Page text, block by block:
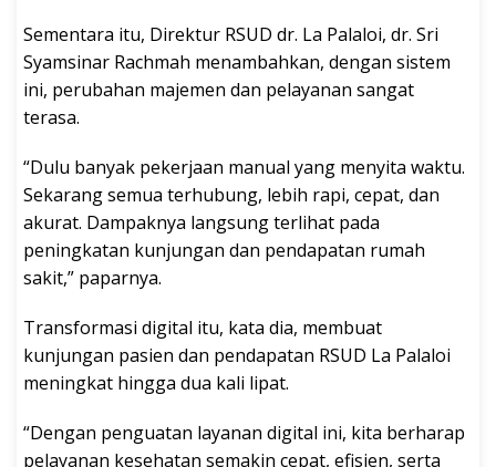
Sementara itu, Direktur RSUD dr. La Palaloi, dr. Sri
Syamsinar Rachmah menambahkan, dengan sistem
ini, perubahan majemen dan pelayanan sangat
terasa.
“Dulu banyak pekerjaan manual yang menyita waktu.
Sekarang semua terhubung, lebih rapi, cepat, dan
akurat. Dampaknya langsung terlihat pada
peningkatan kunjungan dan pendapatan rumah
sakit,” paparnya.
Transformasi digital itu, kata dia, membuat
kunjungan pasien dan pendapatan RSUD La Palaloi
meningkat hingga dua kali lipat.
“Dengan penguatan layanan digital ini, kita berharap
pelayanan kesehatan semakin cepat, efisien, serta